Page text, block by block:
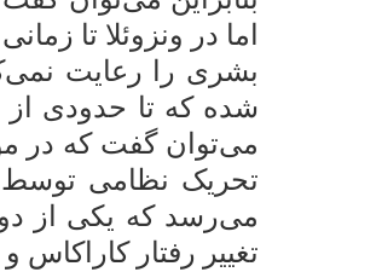
اما در ونزوئلا تا
بشری را رعایت
شده که تا حدودی از
می‌توان گفت که در
تحریک نظامی توسط
می‌رسد که یکی از دو
تغییر رفتار کاراکاس